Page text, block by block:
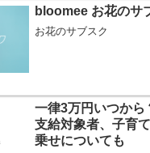
料金に反映される仕組
原油価格やLNG価格の
bloomee お花のサ
お花のサブスク
一律3万円いつから
支給対象者、子育
乗せについても